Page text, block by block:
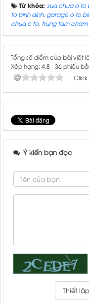
Từ khóa: sua chua o to
to binh dinh, garage o to
chua o to, trung tam
Tổng số điểm của bài viết
Xếp hạng: 4.8 -36phiếu
Ý kiến bạn đọc